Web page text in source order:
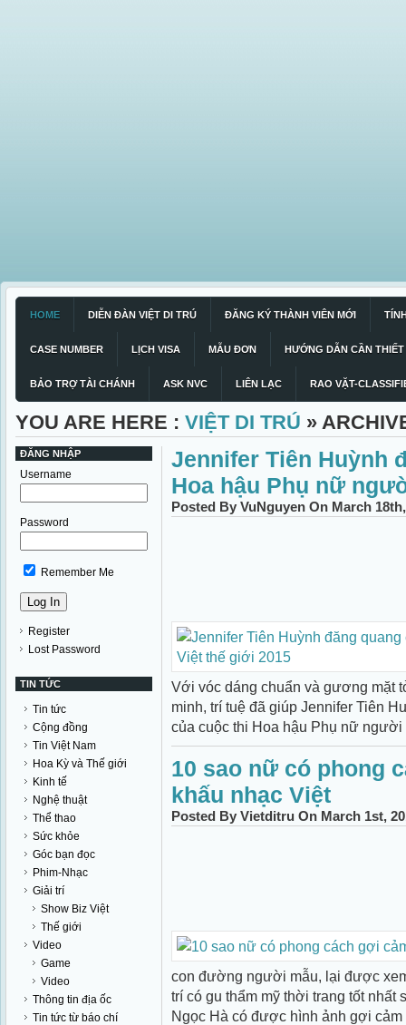
HOME DIỄN ĐÀN VIỆT DI TRÚ ĐĂNG KÝ THÀNH VIÊN MỚI
CASE NUMBER LỊCH VISA MẪU ĐƠN HƯỚNG DẪN CẦN THIẾT
BẢO TRỢ TÀI CHÁNH ASK NVC LIÊN LẠC RAO VẶT-
YOU ARE HERE : VIỆT DI TRÚ »
ĐĂNG NHẬP
Username
Password
Remember Me
Register
Lost Password
TIN TỨC
Tin tức
Cộng đồng
Tin Việt Nam
Hoa Kỳ và Thế giới
Kinh tế
Nghệ thuật
Thể thao
Sức khỏe
Góc bạn đọc
Phim-Nhạc
Giải trí
Show Biz Việt
Thế giới
Video
Game
Video
Thông tin địa ốc
Tin tức từ báo chí
Jennifer Tiên Huỳnh
Hoa hậu Phụ nữ
Posted By VuNguyen On March
Với vóc dáng chuẩn và gương mặt
minh, trí tuệ đã giúp Jennifer Tiên
của cuộc thi Hoa hậu Phụ nữ người
10 sao nữ có phong
khấu nhạc Việt
Posted By Vietditru On March 1st,
con đường người mẫu, lại được
trí có gu thẩm mỹ thời trang tốt nhất
Ngọc Hà có được hình ảnh gợi cảm